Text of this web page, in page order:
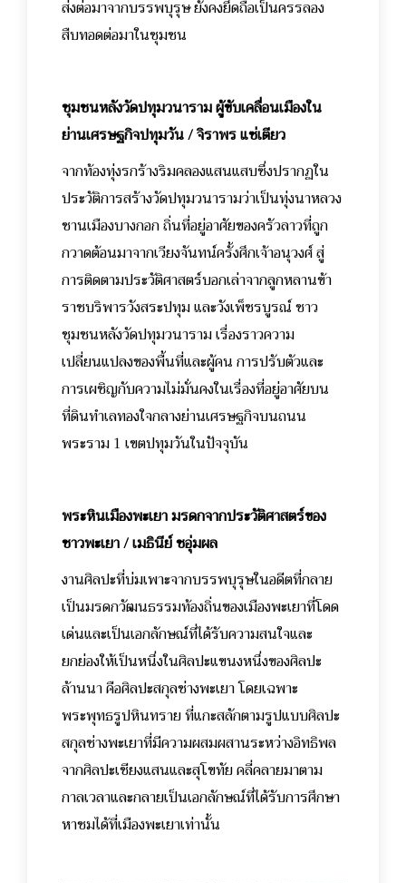
ส่งต่อมาจากบรรพบุรุษ ยังคงยึดถือเป็นครรลอง
สืบทอดต่อมาในชุมชน
ชุมชนหลังวัดปทุมวนาราม ผู้ขับเคลื่อนเมืองใน
ย่านเศรษฐกิจปทุมวัน / จิราพร แซ่เตียว
จากท้องทุ่งรกร้างริมคลองแสนแสบซึ่งปรากฏใน
ประวัติการสร้างวัดปทุมวนารามว่าเป็นทุ่งนาหลวง
ชานเมืองบางกอก ถิ่นที่อยู่อาศัยของครัวลาวที่ถูก
กวาดต้อนมาจากเวียงจันทน์ครั้งศึกเจ้าอนุวงศ์ สู่
การติดตามประวัติศาสตร์บอกเล่าจากลูกหลานข้า
ราชบริพารวังสระปทุม และวังเพ็ชรบูรณ์ ชาว
ชุมชนหลังวัดปทุมวนาราม เรื่องราวความ
เปลี่ยนแปลงของพื้นที่และผู้คน การปรับตัวและ
การเผชิญกับความไม่มั่นคงในเรื่องที่อยู่อาศัยบน
ที่ดินทำเลทองใจกลางย่านเศรษฐกิจบนถนน
พระราม 1 เขตปทุมวันในปัจจุบัน
พระหินเมืองพะเยา มรดกจากประวัติศาสตร์ของ
ชาวพะเยา / เมธินีย์ ชอุ่มผล
งานศิลปะที่บ่มเพาะจากบรรพบุรุษในอดีตที่กลาย
เป็นมรดกวัฒนธรรมท้องถิ่นของเมืองพะเยาที่โดด
เด่นและเป็นเอกลักษณ์ที่ได้รับความสนใจและ
ยกย่องให้เป็นหนึ่งในศิลปะแขนงหนึ่งของศิลปะ
ล้านนา คือศิลปะสกุลช่างพะเยา โดยเฉพาะ
พระพุทธรูปหินทราย ที่แกะสลักตามรูปแบบศิลปะ
สกุลช่างพะเยาที่มีความผสมผสานระหว่างอิทธิพล
จากศิลปะเชียงแสนและสุโขทัย คลี่คลายมาตาม
กาลเวลาและกลายเป็นเอกลักษณ์ที่ได้รับการศึกษา
หาชมได้ที่เมืองพะเยาเท่านั้น